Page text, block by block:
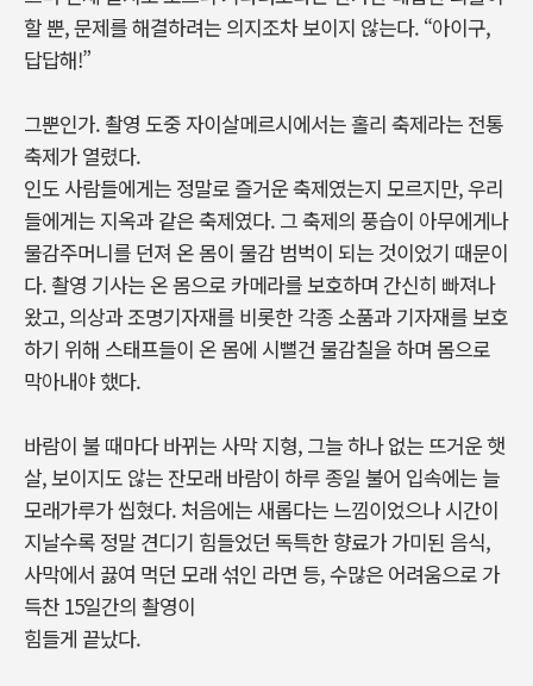
할 뿐, 문제를 해결하려는 의지조차 보이지 않는다. “아이구,
답답해!”
그뿐인가. 촬영 도중 자이살메르시에서는 홀리 축제라는 전통
축제가 열렸다.
인도 사람들에게는 정말로 즐거운 축제였는지 모르지만, 우리
들에게는 지옥과 같은 축제였다. 그 축제의 풍습이 아무에게나
물감주머니를 던져 온 몸이 물감 범벅이 되는 것이었기 때문이
다. 촬영 기사는 온 몸으로 카메라를 보호하며 간신히 빠져나
왔고, 의상과 조명기자재를 비롯한 각종 소품과 기자재를 보호
하기 위해 스태프들이 온 몸에 시뻘건 물감칠을 하며 몸으로
막아내야 했다.
바람이 불 때마다 바뀌는 사막 지형, 그늘 하나 없는 뜨거운 햇
살, 보이지도 않는 잔모래 바람이 하루 종일 불어 입속에는 늘
모래가루가 씹혔다. 처음에는 새롭다는 느낌이었으나 시간이
지날수록 정말 견디기 힘들었던 독특한 향료가 가미된 음식,
사막에서 끓여 먹던 모래 섞인 라면 등, 수많은 어려움으로 가
득찬 15일간의 촬영이
힘들게 끝났다.